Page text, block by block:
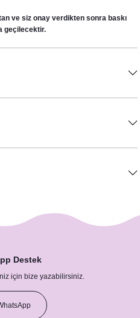
ve siz onay verdikten sonra baskı
geçilecektir.
Destek
için bize yazabilirsiniz.